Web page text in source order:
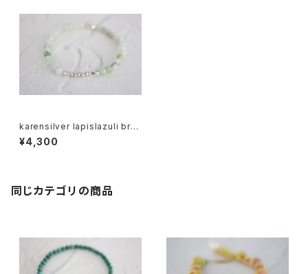
karensilver lapislazuli bre
celet[kgf5555]
¥4,300
同じカテゴリの商品